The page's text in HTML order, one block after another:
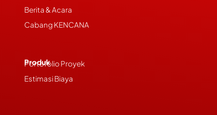
Berita & Acara
Cabang KENCANA
Produk
Portofolio Proyek
Estimasi Biaya